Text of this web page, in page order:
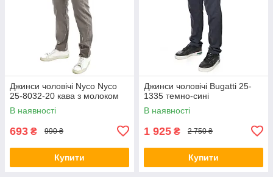
Джинси чоловічі Nyco Nyco
25-8032-20 кава з молоком
В наявності
693 ₴ 990 ₴
Купити
Джинси чоловічі Bugatti 25-
1335 темно-сині
В наявності
1 925 ₴ 2 750 ₴
Купити